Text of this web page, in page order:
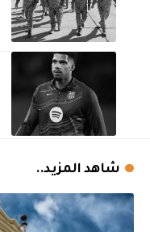
شاهد المزيد..